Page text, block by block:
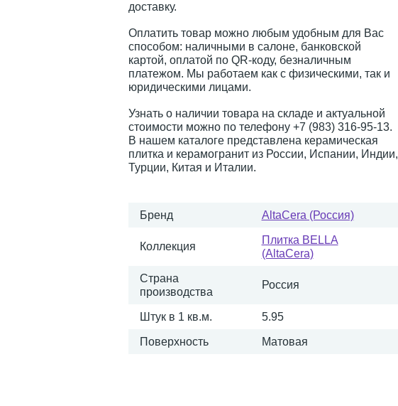
доставку.
Оплатить товар можно любым удобным для Вас
способом: наличными в салоне, банковской
картой, оплатой по QR-коду, безналичным
платежом. Мы работаем как с физическими, так и
юридическими лицами.
Узнать о наличии товара на складе и актуальной
стоимости можно по телефону +7 (983) 316-95-13.
В нашем каталоге представлена керамическая
плитка и керамогранит из России, Испании, Индии,
Турции, Китая и Италии.
Бренд AltaCera (Россия)
Коллекция
Плитка BELLA
(AltaCera)
Страна
производства
Россия
Штук в 1 кв.м. 5.95
Поверхность Матовая